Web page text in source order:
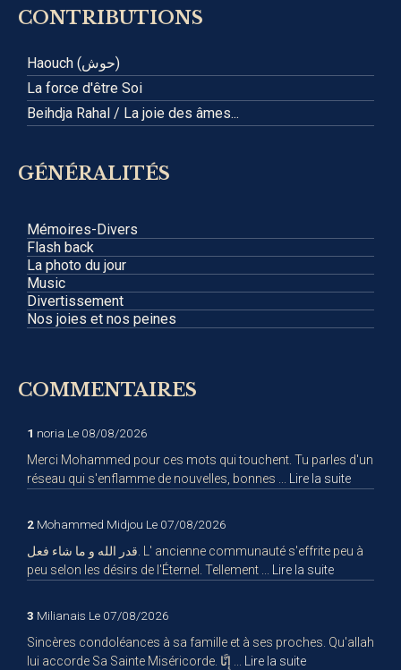
CONTRIBUTIONS
Haouch (حوش)
La force d'être Soi
Beihdja Rahal / La joie des âmes...
GÉNÉRALITÉS
Mémoires-Divers
Flash back
La photo du jour
Music
Divertissement
Nos joies et nos peines
COMMENTAIRES
1 noria Le 08/08/2026
Merci Mohammed pour ces mots qui touchent. Tu parles d'un
réseau qui s'enflamme de nouvelles, bonnes ... Lire la suite
2 Mohammed Midjou Le 07/08/2026
قدر الله و ما شاء فعل. L' ancienne communauté s'effrite peu à
peu selon les désirs de l'Éternel. Tellement ... Lire la suite
3 Milianais Le 07/08/2026
Sincères condoléances à sa famille et à ses proches. Qu'allah
lui accorde Sa Sainte Miséricorde. إِنَّا ... Lire la suite